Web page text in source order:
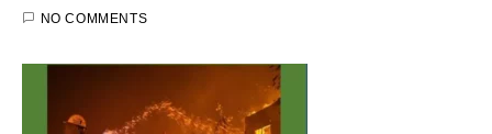
NO COMMENTS